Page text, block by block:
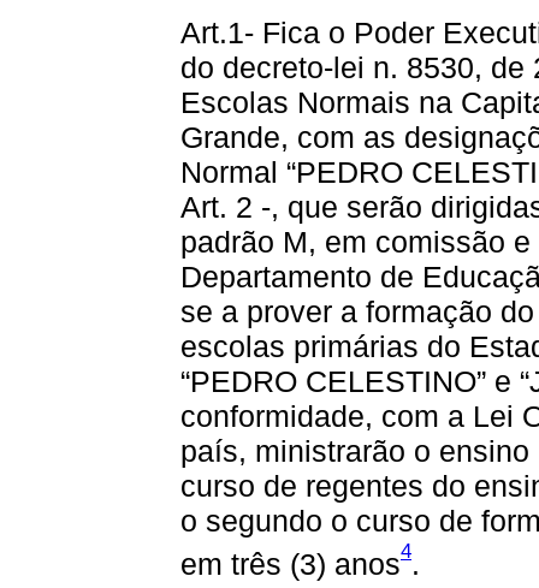
Art.1- Fica o Poder
do decreto-lei n. 8530,
Escolas Normais na
Grande, com as
Normal “PEDRO
Art. 2 -, que serão
padrão M, em comissão
Departamento de
se a prover a formação
escolas primárias do
“PEDRO CELESTINO” e
conformidade, com a Lei
país, ministrarão o
curso de regentes do
o segundo o curso de
em três (3) anos4.